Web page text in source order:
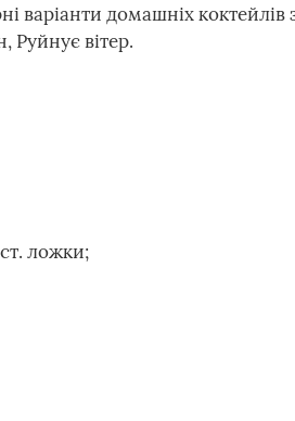
варіанти домашніх
Руйнує вітер.
ложки;